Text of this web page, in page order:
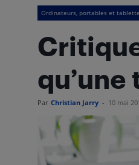
Ordinateurs, portables et
Par Christian Jarry - 10 mai